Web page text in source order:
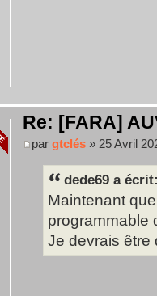
Re: [FARA]
par gtclés » 25 Avril
dede69 a
Maintenant
programmable
Je devrais être